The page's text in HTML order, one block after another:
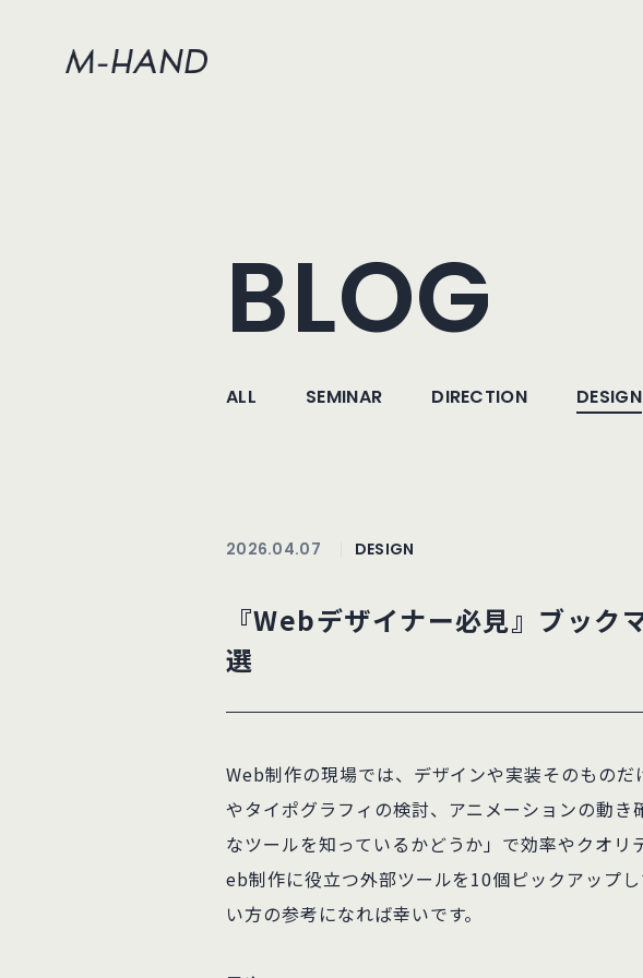
BLOG
ALL SEMINAR DIRECTION DESIGN
2026.04.07 DESIGN
『Webデザイナー必見』ブッ
選
Web制作の現場では、デザインや実装そのもの
やタイポグラフィの検討、アニメーションの動
なツールを知っているかどうか」で効率やクオ
eb制作に役立つ外部ツールを10個ピックアップ
い方の参考になれば幸いです。